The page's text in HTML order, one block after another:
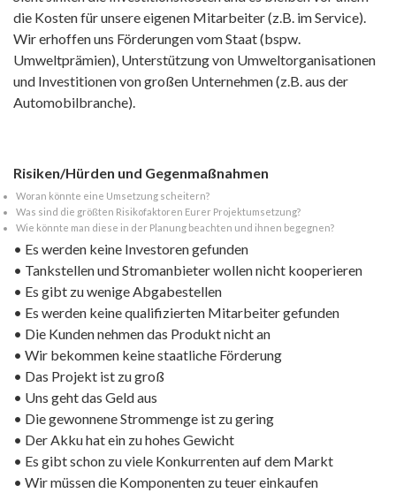
die Kosten für unsere eigenen Mitarbeiter (z.B. im Service).
Wir erhoffen uns Förderungen vom Staat (bspw.
Umweltprämien), Unterstützung von Umweltorganisationen
und Investitionen von großen Unternehmen (z.B. aus der
Automobilbranche).
Risiken/Hürden und Gegenmaßnahmen
Woran könnte eine Umsetzung scheitern?
Was sind die größten Risikofaktoren Eurer Projektumsetzung?
Wie könnte man diese in der Planung beachten und ihnen begegnen?
• Es werden keine Investoren gefunden
• Tankstellen und Stromanbieter wollen nicht kooperieren
• Es gibt zu wenige Abgabestellen
• Es werden keine qualifizierten Mitarbeiter gefunden
• Die Kunden nehmen das Produkt nicht an
• Wir bekommen keine staatliche Förderung
• Das Projekt ist zu groß
• Uns geht das Geld aus
• Die gewonnene Strommenge ist zu gering
• Der Akku hat ein zu hohes Gewicht
• Es gibt schon zu viele Konkurrenten auf dem Markt
• Wir müssen die Komponenten zu teuer einkaufen